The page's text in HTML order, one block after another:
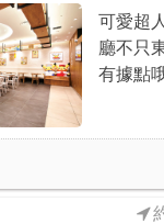
可愛超
廳不只
有據點